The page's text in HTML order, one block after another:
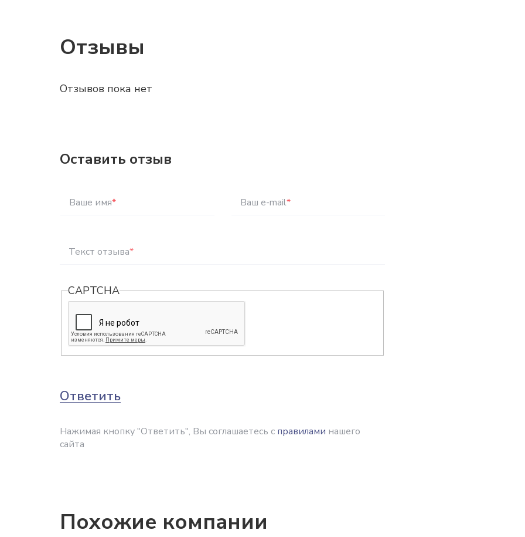
Отзывы
Отзывов пока нет
Оставить отзыв
Ваше имя* Ваш e-mail*
Текст отзыва*
CAPTCHA
Ответить
Нажимая кнопку "Ответить", Вы соглашаетесь с правилами нашего
сайта
Похожие компании